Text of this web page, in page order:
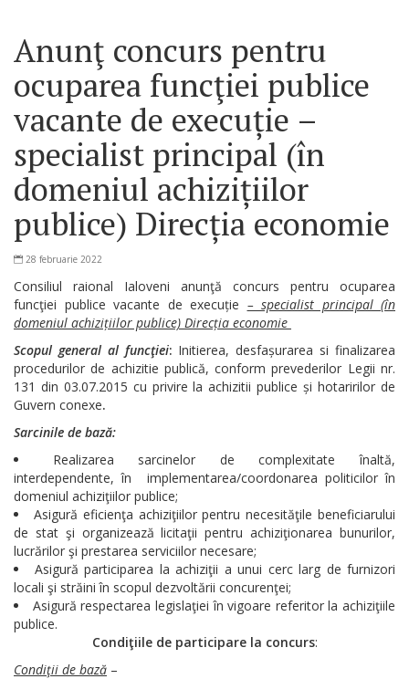
Anunţ concurs pentru
ocuparea funcţiei publice
vacante de execuție –
specialist principal (în
domeniul achizițiilor
publice) Direcția economie
28 februarie 2022
Consiliul raional Ialoveni anunţă concurs pentru ocuparea
funcţiei publice vacante de execuție – specialist principal (în
domeniul achizițiilor publice) Direcția economie
Scopul general al funcţiei: Initierea, desfașurarea si finalizarea
procedurilor de achizitie publică, conform prevederilor Legii nr.
131 din 03.07.2015 cu privire la achizitii publice și hotaririlor de
Guvern conexe.
Sarcinile de bază:
Realizarea sarcinelor de complexitate înaltă,
interdependente, în implementarea/coordonarea politicilor în
domeniul achiziţiilor publice;
Asigură eficienţa achiziţiilor pentru necesităţile beneficiarului
de stat şi organizează licitaţii pentru achiziţionarea bunurilor,
lucrărilor şi prestarea serviciilor necesare;
Asigură participarea la achiziţii a unui cerc larg de furnizori
locali şi străini în scopul dezvoltării concurenţei;
Asigură respectarea legislaţiei în vigoare referitor la achiziţiile
publice.
Condiţiile de participare la concurs:
Condiţii de bază –